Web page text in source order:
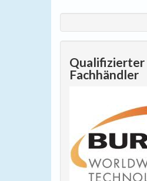
Qualifizierter
Fachhändler